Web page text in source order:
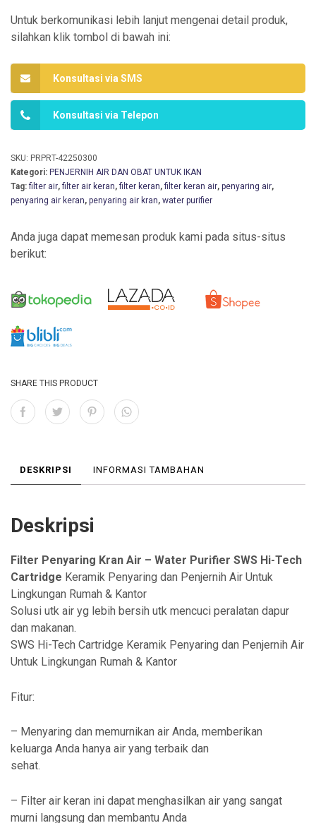
Untuk berkomunikasi lebih lanjut mengenai detail produk,
silahkan klik tombol di bawah ini:
Konsultasi via SMS
Konsultasi via Telepon
SKU: PRPRT-42250300
Kategori: PENJERNIH AIR DAN OBAT UNTUK IKAN
Tag:filter air,filter air keran,filter keran,filter keran air, penyaring air,
penyaring air keran, penyaring air kran, water purifier
Anda juga dapat memesan produk kami pada situs-situs
berikut:
SHARE THIS PRODUCT
DESKRIPSI INFORMASI TAMBAHAN
Deskripsi
Filter Penyaring Kran Air – Water Purifier SWS Hi-Tech
Cartridge Keramik Penyaring dan Penjernih Air Untuk
Lingkungan Rumah & Kantor
Solusi utk air yg lebih bersih utk mencuci peralatan dapur
dan makanan.
SWS Hi-Tech Cartridge Keramik Penyaring dan Penjernih Air
Untuk Lingkungan Rumah & Kantor
Fitur:
– Menyaring dan memurnikan air Anda, memberikan
keluarga Anda hanya air yang terbaik dan
sehat.
– Filter air keran ini dapat menghasilkan air yang sangat
murni langsung dan membantu Anda